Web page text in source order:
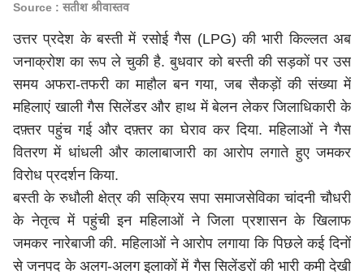
Source : सतीश श्रीवास्तव
उत्तर प्रदेश के बस्ती में रसोई गैस (LPG) की भारी किल्लत अब
जनाक्रोश का रूप ले चुकी है. बुधवार को बस्ती की सड़कों पर उस
समय अफरा-तफरी का माहौल बन गया, जब सैकड़ों की संख्या में
महिलाएं खाली गैस सिलेंडर और हाथ में बेलन लेकर जिलाधिकारी के
दफ़्तर पहुंच गई और दफ़्तर का घेराव कर दिया. महिलाओं ने गैस
वितरण में धांधली और कालाबाजारी का आरोप लगाते हुए जमकर
विरोध प्रदर्शन किया.
बस्ती के रुधौली क्षेत्र की सक्रिय सपा समाजसेविका चांदनी चौधरी
के नेतृत्व में पहुंची इन महिलाओं ने जिला प्रशासन के खिलाफ
जमकर नारेबाजी की. महिलाओं ने आरोप लगाया कि पिछले कई दिनों
से जनपद के अलग-अलग इलाकों में गैस सिलेंडरों की भारी कमी देखी